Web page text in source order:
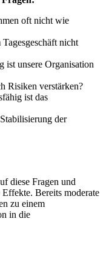
oft nicht wie
nicht
ist unsere Organisation
Risiken verstärken?
ist das
der
diese Fragen und
Bereits moderate
zu einem
in die